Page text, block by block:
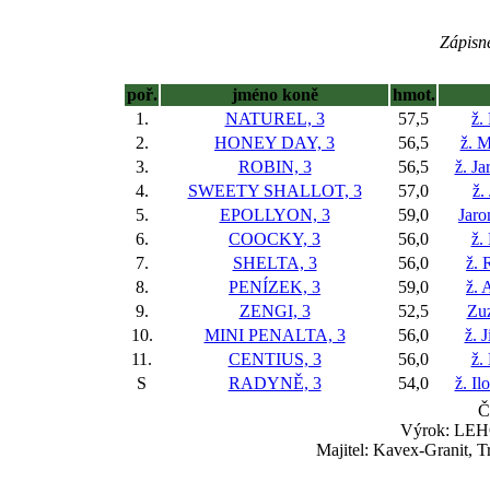
poř. jméno koně
hmot.
1.
NATUREL, 3 57,5
ž.
2.
HONEY DAY, 3 56,5
ž.
3.
ROBIN, 3 56,5
ž.
4.
SWEETY SHALLOT, 3 57,0
ž.
5.
EPOLLYON, 3 59,0
6.
COOCKY, 3 56,0
ž.
7.
SHELTA, 3 56,0
ž.
8.
PENÍZEK, 3 59,0
ž.
9.
ZENGI, 3 52,5
10.
MINI PENALTA, 3 56,0
ž.
11.
CENTIUS, 3 56,0
ž.
S
RADYNĚ, 3 54,0
ž.
Výrok:
Majitel: Kavex-Granit,